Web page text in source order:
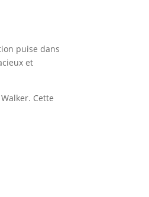
puise dans
et
Cette